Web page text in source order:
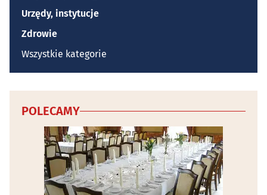
Urzędy, instytucje
Zdrowie
Wszystkie kategorie
POLECAMY